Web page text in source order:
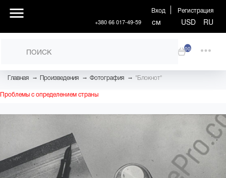
Вход Регистрация
+380 66 017-49-59 см USD RU
00
Главная → Произведения → Фотография → "Блокнот"
Проблемы с определением страны